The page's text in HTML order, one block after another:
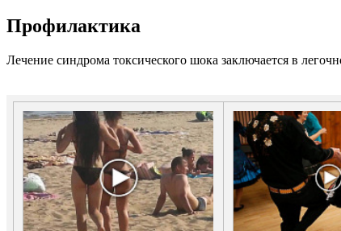
Профилактика
Лечение синдрома токсического шока заключается в